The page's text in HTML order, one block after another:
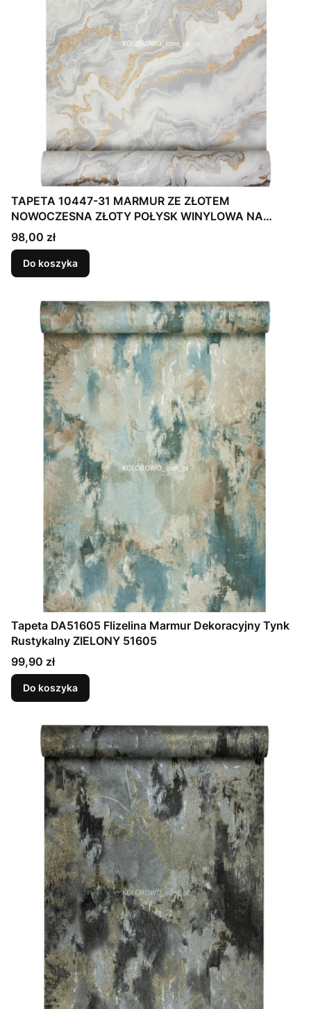
TAPETA 10447-31 MARMUR ZE ZŁOTEM
NOWOCZESNA ZŁOTY POŁYSK WINYLOWA NA
FLIZELINIE
Cena
98,00 zł
Do koszyka
Tapeta DA51605 Flizelina Marmur Dekoracyjny Tynk
Rustykalny ZIELONY 51605
Cena
99,90 zł
Do koszyka